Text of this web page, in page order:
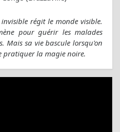
régit le monde visible.
pour guérir les malades
Mais sa vie bascule lorsqu'on
pratiquer la magie noire.